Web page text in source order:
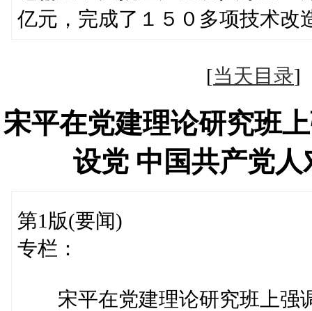
亿元，完成了１５０多项技术改
[当天目录
宋平在党建理论研究班
设党 中国共产党
第1版(要闻)
专栏：
宋平在党建理论研究班上强